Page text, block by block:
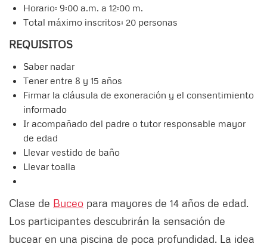
Horario: 9:00 a.m. a 12:00 m.
Total máximo inscritos: 20 personas
REQUISITOS
Saber nadar
Tener entre 8 y 15 años
Firmar la cláusula de exoneración y el consentimiento
informado
Ir acompañado del padre o tutor responsable mayor
de edad
Llevar vestido de baño
Llevar toalla
Clase de Buceo para mayores de 14 años de edad.
Los participantes descubrirán la sensación de
bucear en una piscina de poca profundidad. La idea